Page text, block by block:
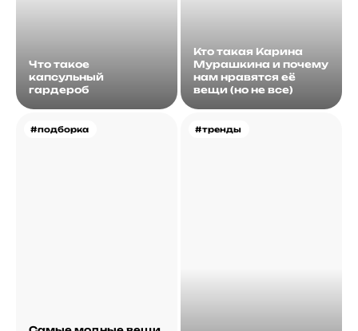
Что такое
капсульный
гардероб
Кто такая Карина
Мурашкина и почему
нам нравятся её
вещи (но не все)
#подборка #тренды